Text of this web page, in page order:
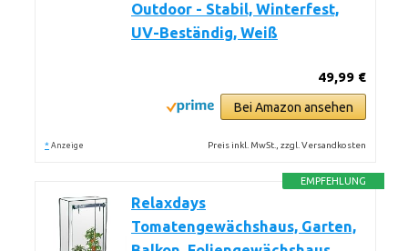
Outdoor - Stabil, Winterfest,
UV-Beständig, Weiß
49,99 €
Bei Amazon ansehen
* Anzeige Preis inkl. MwSt., zzgl. Versandkosten
EMPFEHLUNG
Relaxdays
Tomatengewächshaus, Garten,